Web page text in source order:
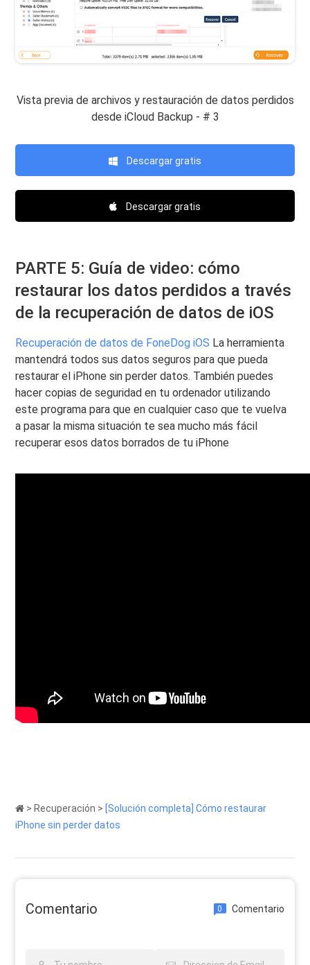
Vista previa de archivos y restauración de datos perdidos
desde iCloud Backup - # 3
Descargar gratis
Descargar gratis
PARTE 5: Guía de video: cómo
restaurar los datos perdidos a través
de la recuperación de datos de iOS
Recuperación de datos de FoneDog iOS La herramienta
mantendrá todos sus datos seguros para que pueda
restaurar el iPhone sin perder datos. También puedes
hacer copias de seguridad en tu ordenador utilizando
este programa para que en cualquier caso que te vuelva
a pasar la misma situación te sea mucho más fácil
recuperar esos datos borrados de tu iPhone
> Recuperación > [Solución completa] Cómo restaurar
iPhone sin perder datos
Comentario 0 Comentario